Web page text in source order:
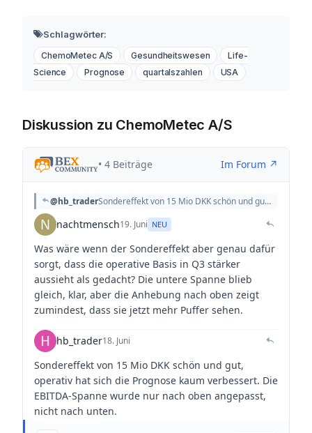
Schlagwörter:
ChemoMetec A/S Gesundheitswesen
Life-
Science
Prognose quartalszahlen USA
Diskussion zu ChemoMetec A/S